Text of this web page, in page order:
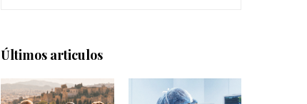
Últimos articulos